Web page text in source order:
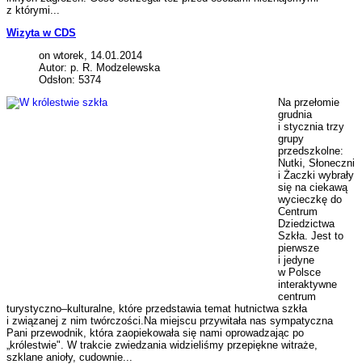
z którymi...
Wizyta w CDS
on wtorek, 14.01.2014
Autor: p. R. Modzelewska
Odsłon: 5374
Na przełomie
grudnia
i stycznia trzy
grupy
przedszkolne:
Nutki, Słoneczni
i Żaczki wybrały
się na ciekawą
wycieczkę do
Centrum
Dziedzictwa
Szkła. Jest to
pierwsze
i jedyne
w Polsce
interaktywne
centrum
turystyczno–kulturalne, które przedstawia temat hutnictwa szkła
i związanej z nim twórczości.Na miejscu przywitała nas sympatyczna
Pani przewodnik, która zaopiekowała się nami oprowadzając po
„królestwie". W trakcie zwiedzania widzieliśmy przepiękne witraże,
szklane anioły, cudownie...